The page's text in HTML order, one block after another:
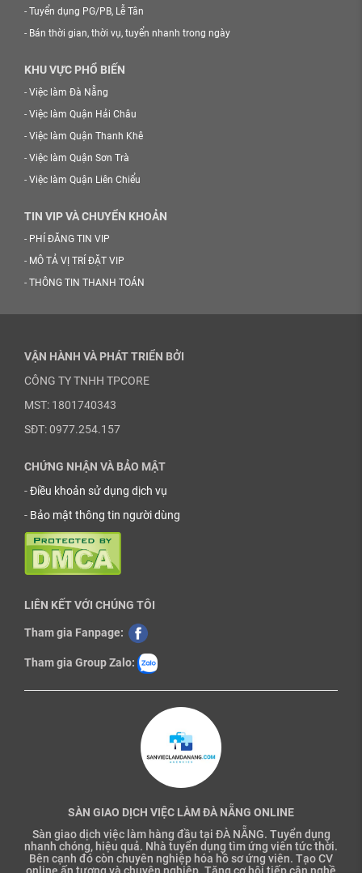
- Tuyển dụng PG/PB, Lễ Tân
- Bán thời gian, thời vụ, tuyển nhanh trong ngày
KHU VỰC PHỔ BIẾN
- Việc làm Đà Nẵng
- Việc làm Quận Hải Châu
- Việc làm Quận Thanh Khê
- Việc làm Quận Sơn Trà
- Việc làm Quận Liên Chiểu
TIN VIP VÀ CHUYỂN KHOẢN
- PHÍ ĐĂNG TIN VIP
- MÔ TẢ VỊ TRÍ ĐẶT VIP
- THÔNG TIN THANH TOÁN
VẬN HÀNH VÀ PHÁT TRIỂN BỞI
CÔNG TY TNHH TPCORE
MST: 1801740343
SĐT: 0977.254.157
CHỨNG NHẬN VÀ BẢO MẬT
-Điều khoản sử dụng dịch vụ
- Bảo mật thông tin người dùng
LIÊN KẾT VỚI CHÚNG TÔI
Tham gia Fanpage:
Tham gia Group Zalo:
SÀN GIAO DỊCH VIỆC LÀM ĐÀ NẴNG ONLINE
Sàn giao dịch việc làm hàng đầu tại ĐÀ NẴNG. Tuyển dụng
nhanh chóng, hiệu quả. Nhà tuyển dụng tìm ứng viên tức thời.
Bên cạnh đó còn chuyên nghiệp hóa hồ sơ ứng viên. Tạo CV